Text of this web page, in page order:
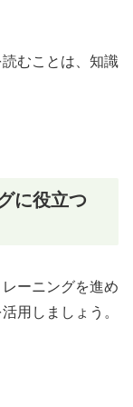
むことは、知識
に役立つ
ーニングを進め
用しましょう。